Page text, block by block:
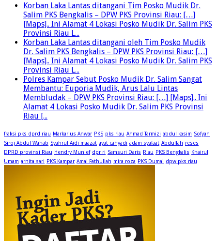
Korban Laka Lantas ditangani Tim Posko Mudik Dr.
Salim PKS Bengkalis – DPW PKS Provinsi Riau: […]
[Maps].. Ini Alamat 4 Lokasi Posko Mudik Dr. Salim PKS
Provinsi Riau L...
Korban Laka Lantas ditangani oleh Tim Posko Mudik
Dr. Salim PKS Bengkalis – DPW PKS Provinsi Riau: […]
[Maps].. Ini Alamat 4 Lokasi Posko Mudik Dr. Salim PKS
Provinsi Riau L...
Polres Kampar Sebut Posko Mudik Dr. Salim Sangat
Membantu: Euporia Mudik, Arus Lalu Lintas
Membludak – DPW PKS Provinsi Riau: […] [Maps].. Ini
Alamat 4 Lokasi Posko Mudik Dr. Salim PKS Provinsi
Riau [...
fraksi pks dprd riau Markarius Anwar PKS pks riau Ahmad Tarmizi abdul kasim Sofyan
Siroj Abdul Wahab Syahrul Aidi maazat ayat cahyadi adam syafaat Abdullah reses
DPRD provinsi Riau Hendry Munief dpr ri Samsuri Daris Riau PKS Bengkalis Khairul
Umam arnita sari PKS Kampar Amal Fathullah mira roza PKS Dumai dpw pks riau